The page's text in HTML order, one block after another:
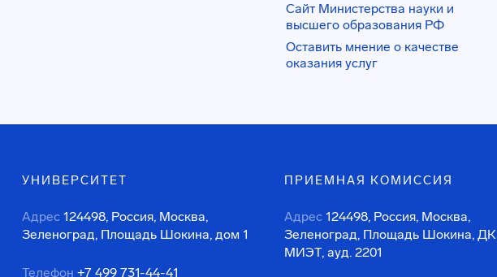
Сайт Министерства науки и
высшего образования РФ
Оставить мнение о качестве
оказания услуг
УНИВЕРСИТЕТ
Адрес 124498, Россия, Москва,
Зеленоград, Площадь Шокина, дом 1
Телефон +7 499 731-44-41
ПРИЕМНАЯ КОМИССИЯ
Адрес 124498, Россия, Москва,
Зеленоград, Площадь Шокина, ДК
МИЭТ, ауд. 2201